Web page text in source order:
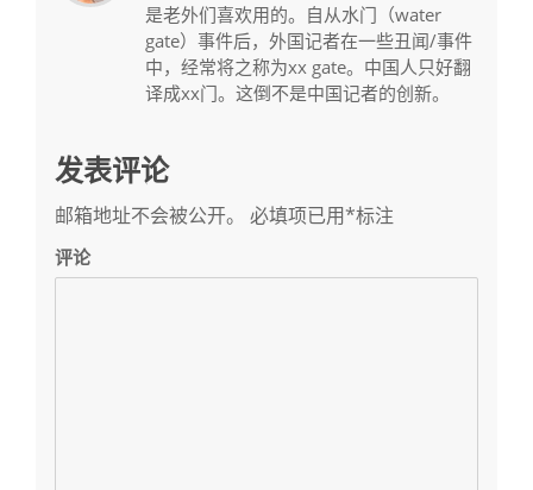
是老外们喜欢用的。自从水门（water
gate）事件后，外国记者在一些丑闻/事件
中，经常将之称为xx gate。中国人只好翻
译成xx门。这倒不是中国记者的创新。
发表评论
邮箱地址不会被公开。 必填项已用*标注
评论